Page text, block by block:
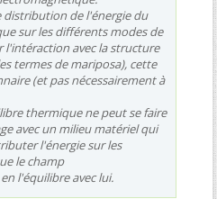
distribution de l'énergie du
sur les différents modes de
l'intéraction avec la structure
termes de mariposa), cette
(et pas nécessairement à
thermique ne peut se faire
avec un milieu matériel qui
l'énergie sur les
le champ
l'équilibre avec lui.